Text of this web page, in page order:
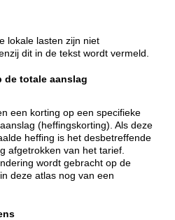
lokale lasten zijn niet
dit in de tekst wordt vermeld.
de totale aanslag
een korting op een specifieke
(heffingskorting). Als deze
heffing is het desbetreffende
afgetrokken van het tarief.
wordt gebracht op de
deze atlas nog van een